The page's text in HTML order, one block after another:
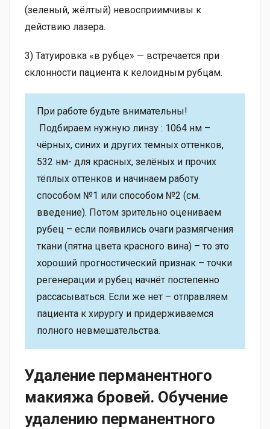
(зеленый, жёлтый) невосприимчивы к
действию лазера.
3) Татуировка «в рубце» — встречается при
склонности пациента к келоидным рубцам.
При работе будьте внимательны!
Подбираем нужную линзу : 1064 нм –
чёрных, синих и других темных оттенков,
532 нм- для красных, зелёных и прочих
тёплых оттенков и начинаем работу
способом №1 или способом №2 (см.
введение). Потом зрительно оцениваем
рубец – если появились очаги размягчения
ткани (пятна цвета красного вина) – то это
хороший прогностический признак – точки
регенерации и рубец начнёт постепенно
рассасываться. Если же нет – отправляем
пациента к хирургу и придерживаемся
полного невмешательства.
Удаление перманентного
макияжа бровей. Обучение
удалению перманентного